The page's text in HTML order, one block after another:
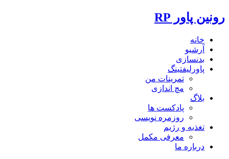
رونین پاور RP
خانه
آرشیو
بدنسازی
پاورلیفتینگ
تمرینات من
مچ اندازی
بلاگ
پادکست ها
روزمره نویسی
تغذیه و رژیم
معرفی مکمل
درباره ما